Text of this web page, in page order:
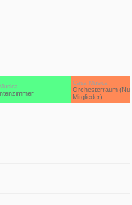
Casa Musica
Orchesterraum
Mitglieder)